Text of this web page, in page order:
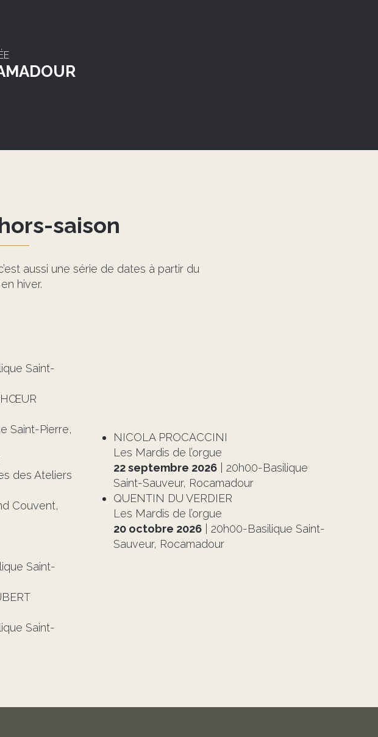
saison
aussi une série de dates à partir du
hiver.
Saint-
Saint-Pierre,
des Ateliers
Couvent,
Saint-
Saint-
NICOLA PROCACCINI
Les Mardis de l’orgue
22 septembre 2026| 20h00-Basilique
Saint-Sauveur, Rocamadour
QUENTIN DU VERDIER
Les Mardis de l’orgue
20 octobre 2026| 20h00-Basilique Saint-
Sauveur, Rocamadour